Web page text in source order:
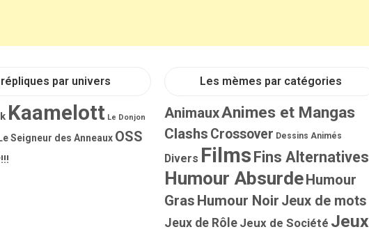
par univers
Kaamelott Le Donjon
Le Seigneur des Anneaux OSS
Les mèmes par catégories
AnimauxAnimes et Mangas
Clashs Crossover Dessins Animés
Divers Films Fins Alternatives
Humour AbsurdeHumour
Gras Humour Noir Jeux de mots
Jeux de Rôle Jeux de Société Jeux